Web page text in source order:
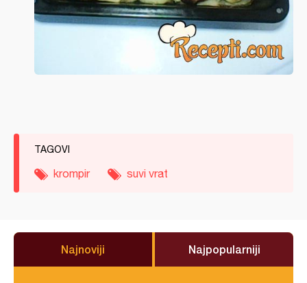
TAGOVI
krompir suvi vrat
Najnoviji Najpopularniji